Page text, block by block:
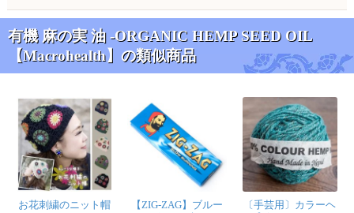
有機 麻の実 油 -ORGANIC HEMP SEED OIL
【Macrohealth】の類似商品
お花刺繍のニット帽
【ZIG-ZAG】ブルー
〔手芸用〕カラーヘ